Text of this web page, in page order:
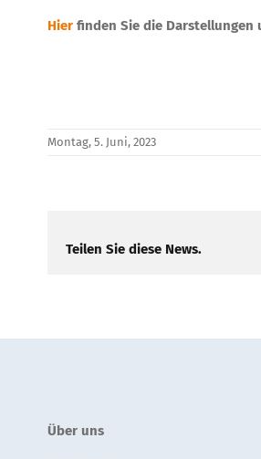
Hier finden Sie die Darstellungen
Montag, 5. Juni, 2023
Teilen Sie diese News.
Über uns